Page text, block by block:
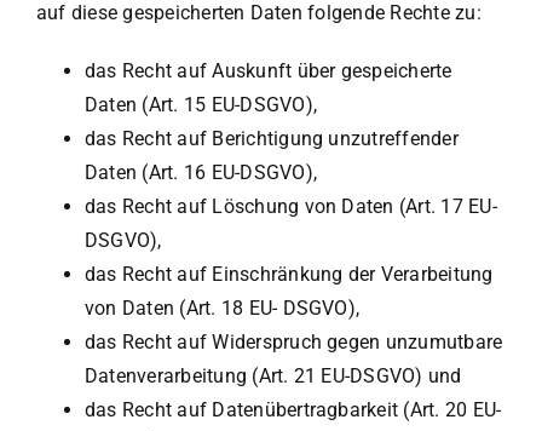
auf diese gespeicherten Daten folgende Rechte zu:
das Recht auf Auskunft über gespeicherte
Daten (Art. 15 EU-DSGVO),
das Recht auf Berichtigung unzutreffender
Daten (Art. 16 EU-DSGVO),
das Recht auf Löschung von Daten (Art. 17 EU-
DSGVO),
das Recht auf Einschränkung der Verarbeitung
von Daten (Art. 18 EU- DSGVO),
das Recht auf Widerspruch gegen unzumutbare
Datenverarbeitung (Art. 21 EU-DSGVO) und
das Recht auf Datenübertragbarkeit (Art. 20 EU-